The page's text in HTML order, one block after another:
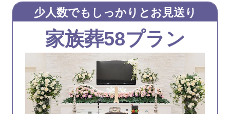
少人数でもしっかりとお見送り
家族葬58プラン